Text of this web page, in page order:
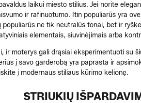
laikui miesto stilius. Jei norite
ir rafinuotumo. Itin populiarūs yra
populiarūs ne tik neutralūs tonai, bet ir
elementais, siuvinėjimais arba
ir moterys gali drąsiai eksperimentuoti su
į savo garderobą yra paprasta ir
į modernaus stiliaus kūrimo kelionę.
STRIUKIŲ